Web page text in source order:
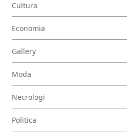
Cultura
Economia
Gallery
Moda
Necrologi
Politica